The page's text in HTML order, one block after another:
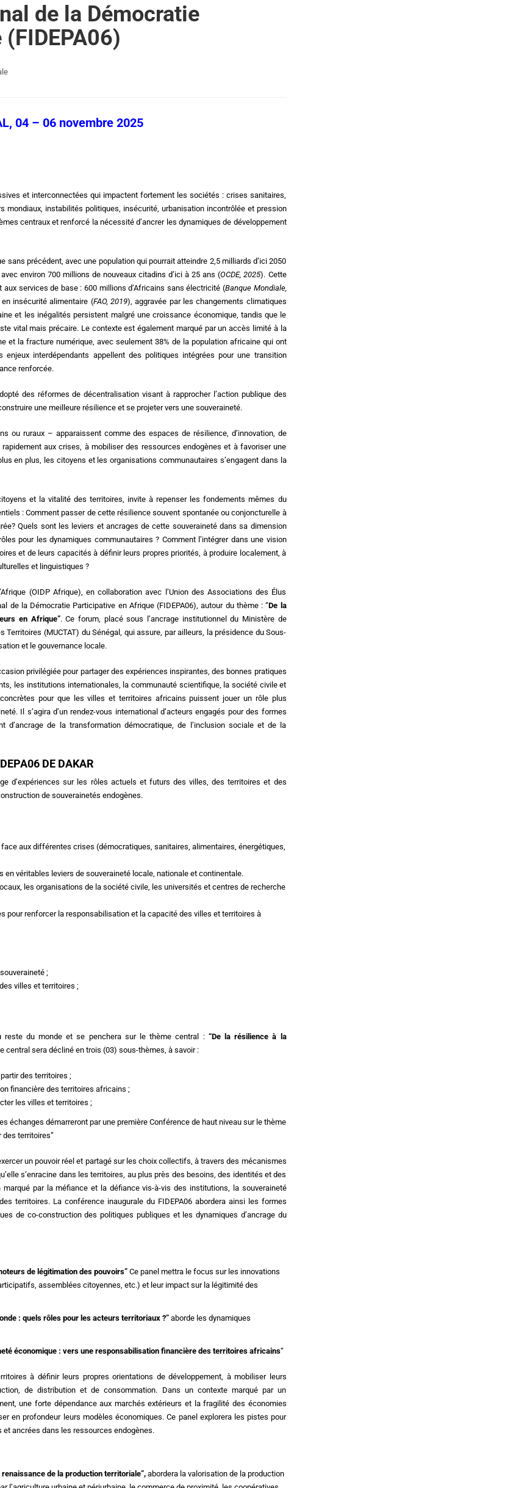
de la Démocratie
04 – 06 novembre 2025
et interconnectées qui impactent fortement les sociétés : crises sanitaires,
instabilités politiques, insécurité, urbanisation incontrôlée et pression
centraux et renforcé la nécessité d’ancrer les dynamiques de développement
sans précédent, avec une population qui pourrait atteindre 2,5 milliards d’ici 2050
environ 700 millions de nouveaux citadins d’ici à 25 ans (OCDE, 2025). Cette
services de base : 600 millions d’Africains sans électricité (Banque Mondiale,
insécurité alimentaire (FAO, 2019), aggravée par les changements climatiques
et les inégalités persistent malgré une croissance économique, tandis que le
vital mais précaire. Le contexte est également marqué par un accès limité à la
et la fracture numérique, avec seulement 38% de la population africaine qui ont
enjeux interdépendants appellent des politiques intégrées pour une transition
renforcée.
des réformes de décentralisation visant à rapprocher l’action publique des
une meilleure résilience et se projeter vers une souveraineté.
ou ruraux – apparaissent comme des espaces de résilience, d’innovation, de
aux crises, à mobiliser des ressources endogènes et à favoriser une
en plus, les citoyens et les organisations communautaires s’engagent dans la
et la vitalité des territoires, invite à repenser les fondements mêmes du
: Comment passer de cette résilience souvent spontanée ou conjoncturelle à
Quels sont les leviers et ancrages de cette souveraineté dans sa dimension
pour les dynamiques communautaires ? Comment l’intégrer dans une vision
et de leurs capacités à définir leurs propres priorités, à produire localement, à
et linguistiques ?
(OIDP Afrique), en collaboration avec l’Union des Associations des Élus
de la Démocratie Participative en Afrique (FIDEPA06), autour du thème : “De la
en Afrique”. Ce forum, placé sous l’ancrage institutionnel du Ministère de
Territoires (MUCTAT) du Sénégal, qui assure, par ailleurs, la présidence du Sous-
et le gouvernance locale.
privilégiée pour partager des expériences inspirantes, des bonnes pratiques
les institutions internationales, la communauté scientifique, la société civile et
pour que les villes et territoires africains puissent jouer un rôle plus
Il s’agira d’un rendez-vous international d’acteurs engagés pour des formes
d’ancrage de la transformation démocratique, de l’inclusion sociale et de la
DE DAKAR
d’expériences sur les rôles actuels et futurs des villes, des territoires et des
de souverainetés endogènes.
aux différentes crises (démocratiques, sanitaires, alimentaires, énergétiques,
véritables leviers de souveraineté locale, nationale et continentale.
les organisations de la société civile, les universités et centres de recherche
pour renforcer la responsabilisation et la capacité des villes et territoires à
;
villes et territoires ;
reste du monde et se penchera sur le thème central : “De la résilience à la
central sera décliné en trois (03) sous-thèmes, à savoir :
des territoires ;
financière des territoires africains ;
les villes et territoires ;
échanges démarreront par une première Conférence de haut niveau sur le thème
des territoires”
un pouvoir réel et partagé sur les choix collectifs, à travers des mécanismes
s’enracine dans les territoires, au plus près des besoins, des identités et des
par la méfiance et la défiance vis-à-vis des institutions, la souveraineté
territoires. La conférence inaugurale du FIDEPA06 abordera ainsi les formes
de co-construction des politiques publiques et les dynamiques d’ancrage du
de légitimation des pouvoirs” Ce panel mettra le focus sur les innovations
assemblées citoyennes, etc.) et leur impact sur la légitimité des
: quels rôles pour les acteurs territoriaux ?” aborde les dynamiques
économique : vers une responsabilisation financière des territoires africains“
à définir leurs propres orientations de développement, à mobiliser leurs
de distribution et de consommation. Dans un contexte marqué par un
une forte dépendance aux marchés extérieurs et la fragilité des économies
en profondeur leurs modèles économiques. Ce panel explorera les pistes pour
ancrées dans les ressources endogènes.
de la production territoriale”,abordera la valorisation de la production